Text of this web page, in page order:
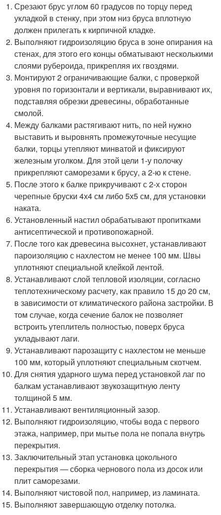
Срезают брус углом 60 градусов по торцу перед
укладкой в стенку, при этом низ бруса вплотную
должен прилегать к кирпичной кладке.
Выполняют гидроизоляцию бруса в зоне опирания на
стенах, для этого его концы обматывают несколькими
слоями рубероида, прикрепляя их гвоздями.
Монтируют 2 ограничивающие балки, с проверкой
уровня по горизонтали и вертикали, выравнивают их,
подставляя обрезки древесины, обработанные
смолой.
Между балками растягивают нить, по ней нужно
выставить и выровнять промежуточные несущие
балки, торцы утепляют минватой и фиксируют
железным уголком. Для этой цели 1-у полочку
прикрепляют саморезами к брусу, а 2-ю к стене.
После этого к балке прикручивают с 2-х сторон
черепные бруски 4х4 см либо 5х5 см, для установки
наката.
Установленный настил обрабатывают пропитками
антисептической и противопожарной.
После того как древесина высохнет, устанавливают
пароизоляцию с нахлестом не менее 100 мм. Швы
уплотняют специальной клейкой лентой.
Устанавливают слой тепловой изоляции, согласно
теплотехническому расчету, как правило 15 до 20 см,
в зависимости от климатического района застройки. В
том случае, когда сечение балок не позволяет
встроить утеплитель полностью, поверх бруса
укладывают лаги.
Устанавливают парозащиту с нахлестом не меньше
100 мм, который уплотняют специальным скотчем.
Для снятия ударного шума перед установкой лаг по
балкам устанавливают звукозащитную ленту
толщиной 5 мм.
Устанавливают вентиляционный зазор.
Выполняют гидроизоляцию, чтобы вода с первого
этажа, например, при мытье пола не попала внутрь
перекрытия.
Заключительный этап установка цокольного
перекрытия — сборка чернового пола из досок или
плит саморезами.
Выполняют чистовой пол, например, из ламината.
Выполняют завершающую отделку потолка.